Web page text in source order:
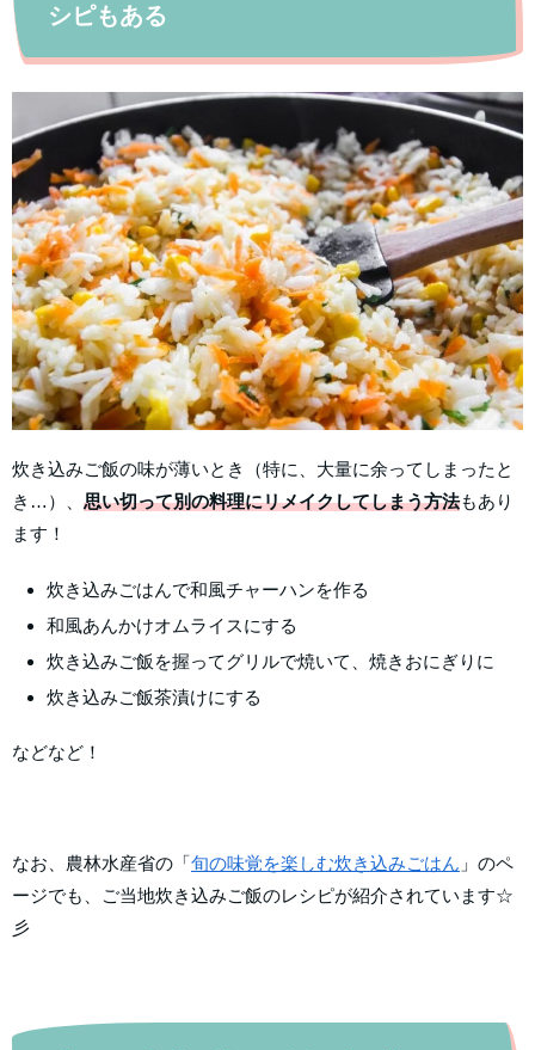
シピもある
炊き込みご飯の味が薄いとき（特に、大量に余ってしまったと
き…）、 思い切って別の料理にリメイクしてしまう方法もあり
ます！
炊き込みごはんで和風チャーハンを作る
和風あんかけオムライスにする
炊き込みご飯を握ってグリルで焼いて、焼きおにぎりに
炊き込みご飯茶漬けにする
などなど！
なお、農林水産省の「旬の味覚を楽しむ炊き込みごはん 」のペ
ージでも、ご当地炊き込みご飯のレシピが紹介されています☆
彡